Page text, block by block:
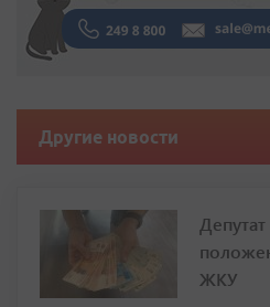
Другие новости
ЖКУ